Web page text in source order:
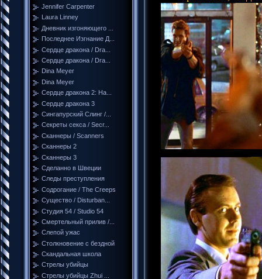
Jennifer Carpenter
Laura Linney
Дневник изгоняющего ...
Последнее Изгнание Д...
Сердце дракона / Dra...
Сердце дракона / Dra...
Dina Meyer
Dina Meyer
Сердце дракона 2: На...
Сердце дракона 3
Сингапурский Слинг /...
Секреты секса / Secr...
Сканнеры / Scanners
Сканнеры 2
Сканнеры 3
Сделанно в Швеции
Следы преступления
Содрогание / The Creeps
Существо / Disturban...
Студия 54 / Studio 54
Смертельный прилив /...
Слепой ужас
Столкновение с бездной
Скандальная школа
Стрелы убийцы
Стрелы убийцы Zhui ...